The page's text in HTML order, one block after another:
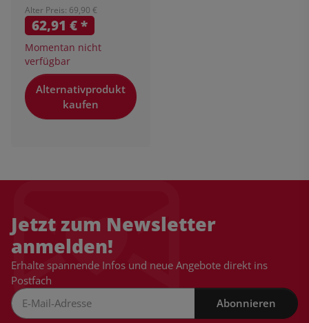
Alter Preis: 69,90 €
62,91 €*
Momentan nicht
verfügbar
Alternativprodukt
kaufen
Jetzt zum Newsletter
anmelden!
Erhalte spannende Infos und neue Angebote direkt ins
Postfach
Abonnieren